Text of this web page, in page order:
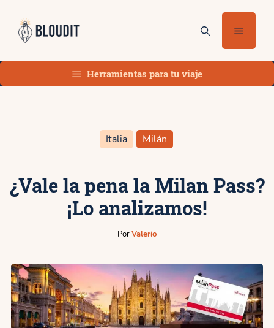
contenido
Menú
Herramientas para tu viaje
Italia Milán
¿Vale la pena la Milan Pass?
¡Lo analizamos!
PorValerio